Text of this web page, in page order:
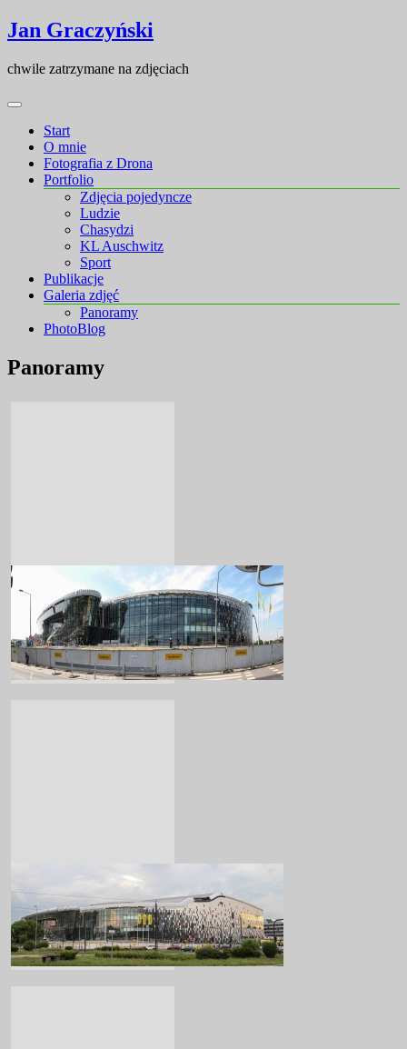
Skip
to
Skip
to
Jan Graczyński
chwile zatrzymane na zdjęciach
Start
O mnie
Fotografia z Drona
Portfolio
Zdjęcia pojedyncze
Ludzie
Chasydzi
KL Auschwitz
Sport
Publikacje
Galeria zdjęć
Panoramy
PhotoBlog
Panoramy